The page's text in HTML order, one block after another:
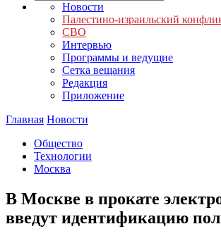
Новости
Палестино-израильский
СВО
Интервью
Программы и ведущие
Сетка вещания
Редакция
Приложение
Главная Новости
Общество
Технологии
Москва
В Москве в прокате
введут идентификацию